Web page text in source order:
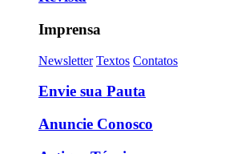
Imprensa
Newsletter Textos Contatos
Envie sua Pauta
Anuncie Conosco